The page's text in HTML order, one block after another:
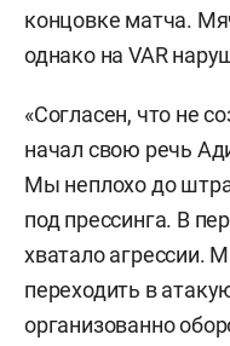
концовке матча.
однако на VAR
«Согласен, что не
начал свою речь
Мы неплохо до
под прессинга. В
хватало агрессии.
переходить в
организованно